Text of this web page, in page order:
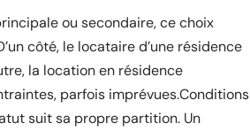
ou secondaire, ce choix
côté, le locataire d’une résidence
la location en résidence
parfois imprévues.Conditions
suit sa propre partition. Un